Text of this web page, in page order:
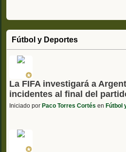
Fútbol y Deportes
La FIFA investigará a
incidentes al final del
Iniciado por Paco Torres Cortés en Fútbol